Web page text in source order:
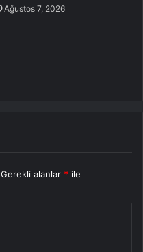
Ağustos 7, 2026
Gerekli alanlar * ile